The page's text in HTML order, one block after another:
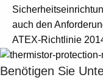
See more products
Shopping list preview
auch den
ATEX-Richtlinie
Benötigen Sie